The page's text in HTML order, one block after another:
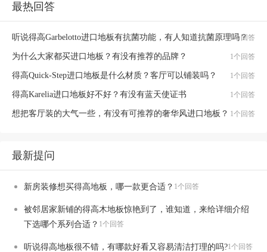
最热回答
听说得高Garbelotto进口地板有抗菌功能，有人知道抗菌原理吗？
1个回答
为什么大家都买进口地板？有没有推荐的品牌？ 1个回答
得高Quick-Step进口地板是什么材质？客厅可以铺装吗？ 1个回答
得高Karelia进口地板好不好？有没有蓝天使证书 1个回答
想把客厅装的大气一些，有没有可推荐的奢华风进口地板？ 1个回答
最新提问
新房装修想买得高地板，哪一款更合适？ 1个回答
被邻居家新铺的得高木地板惊艳到了，谁知道，来给详细介绍
下选哪个系列合适？ 1个回答
听说得高地板很不错，有哪款好看又容易清洁打理的吗?1个回答